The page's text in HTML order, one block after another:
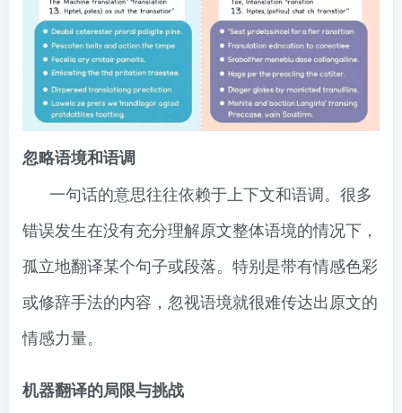
忽略语境和语调
一句话的意思往往依赖于上下文和语调。很多
错误发生在没有充分理解原文整体语境的情况下，
孤立地翻译某个句子或段落。特别是带有情感色彩
或修辞手法的内容，忽视语境就很难传达出原文的
情感力量。
机器翻译的局限与挑战